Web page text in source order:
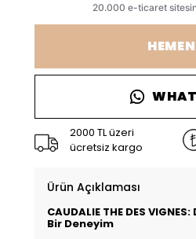
2000 TL üzeri
ücretsiz kargo
Ürün Açıklaması
CAUDALIE THE DES
Bir Deneyim